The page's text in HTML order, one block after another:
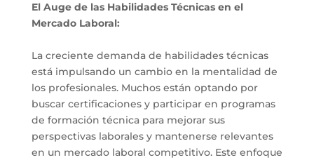
El Auge de las Habilidades Técnicas en el
Mercado Laboral:
La creciente demanda de habilidades técnicas
está impulsando un cambio en la mentalidad de
los profesionales. Muchos están optando por
buscar certificaciones y participar en programas
de formación técnica para mejorar sus
perspectivas laborales y mantenerse relevantes
en un mercado laboral competitivo. Este enfoque